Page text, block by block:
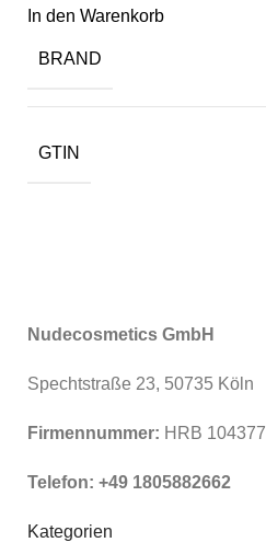
In den Warenkorb
BRAND
GTIN
Nudecosmetics GmbH
Spechtstraße 23, 50735 Köln
Firmennummer: HRB 104377
Telefon: +49 1805882662
Kategorien